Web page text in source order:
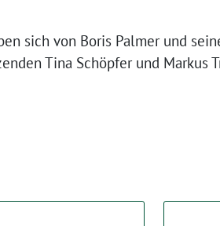
sich von Boris Palmer und
Tina Schöpfer und Markus